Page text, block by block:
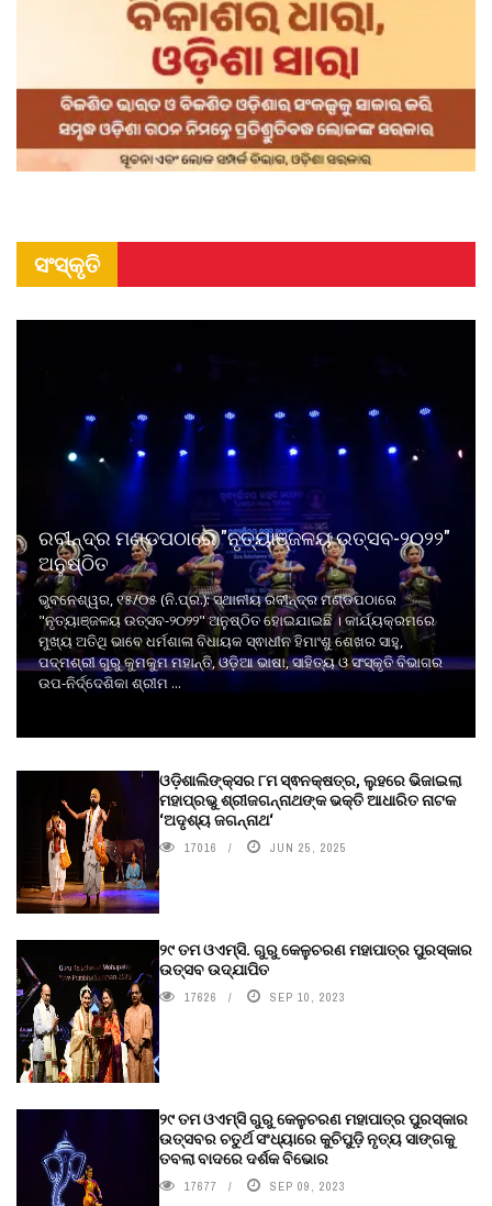
ସଂସ୍କୃତି
ରବୀନ୍ଦ୍ର ମଣ୍ଡପଠାରେ "ନୃତ୍ୟାଞ୍ଜଳୟ ଉତ୍ସବ-୨୦୨୨"
ଅନୁଷ୍ଠିତ
ଭୁବନେଶ୍ୱର, ୧୫/୦୫ (ନି.ପ୍ର.): ସ୍ଥାନୀୟ ରବୀନ୍ଦ୍ର ମଣ୍ଡପଠାରେ
"ନୃତ୍ୟାଞ୍ଜଳୟ ଉତ୍ସବ-୨୦୨୨" ଅନୁଷ୍ଠିତ ହୋଇଯାଇଛି । କାର୍ଯ୍ୟକ୍ରମରେ
ମୁଖ୍ୟ ଅତିଥି ଭାବେ ଧର୍ମଶାଳା ବିଧାୟକ ସ୍ଵାଧୀନ ହିମାଂଶୁ ଶେଖର ସାହୁ,
ପଦ୍ମଶ୍ରୀ ଗୁରୁ କୁମକୁମ ମହାନ୍ତି, ଓଡ଼ିଆ ଭାଷା, ସାହିତ୍ୟ ଓ ସଂସ୍କୃତି ବିଭାଗର
ଉପ-ନିର୍ଦ୍ଦେଶିକା ଶ୍ରୀମ ...
ଓଡ଼ିଶାଲିଙ୍କ୍ସର ୮ମ ସ୍ଵନକ୍ଷତ୍ର, ଲୁହରେ ଭିଜାଇଲା
ମହାପ୍ରଭୁ ଶ୍ରୀଜଗନ୍ନାଥଙ୍କ ଭକ୍ତି ଆଧାରିତ ନାଟକ
‘ଅଦୃଶ୍ୟ ଜଗନ୍ନାଥ‘
17016 JUN 25, 2025
୨୯ ତମ ଓଏମ୍‌ସି. ଗୁରୁ କେଳୁଚରଣ ମହାପାତ୍ର ପୁରସ୍କାର
ଉତ୍ସବ ଉଦ୍‍ଯାପିତ
17626 SEP 10, 2023
୨୯ ତମ ଓଏମ୍‌ସି ଗୁରୁ କେଳୁଚରଣ ମହାପାତ୍ର ପୁରସ୍କାର
ଉତ୍ସବର ଚତୁର୍ଥ ସଂଧ୍ୟାରେ କୁଚିପୁଡ଼ି ନୃତ୍ୟ ସାଙ୍ଗକୁ
ତବଲା ବାଦରେ ଦର୍ଶକ ବିଭୋର
17677 SEP 09, 2023